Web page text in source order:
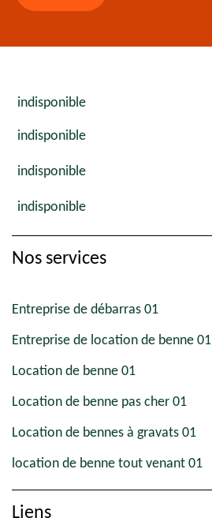
indisponible
indisponible
indisponible
indisponible
Nos services
Entreprise de débarras 01
Entreprise de location de benne 01
Location de benne 01
Location de benne pas cher 01
Location de bennes à gravats 01
location de benne tout venant 01
Liens